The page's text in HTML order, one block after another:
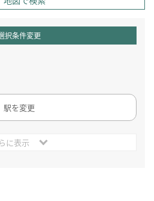
択条件変更
駅を変更
に表示